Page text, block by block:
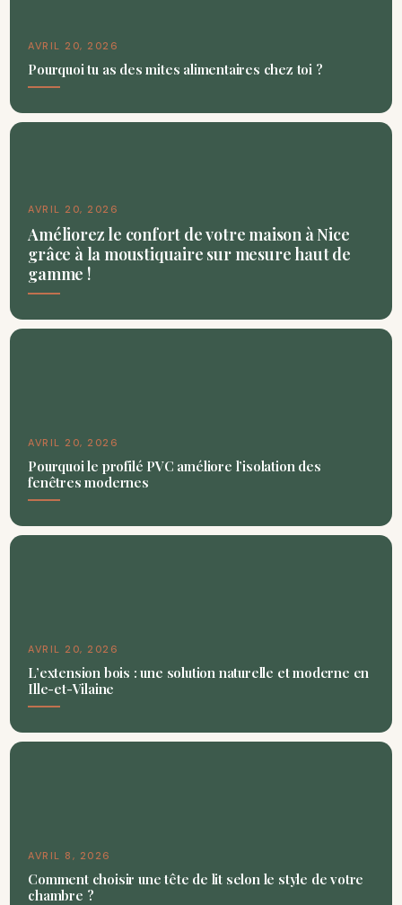
AVRIL 20, 2026
Pourquoi tu as des mites alimentaires chez toi ?
AVRIL 20, 2026
Améliorez le confort de votre maison à Nice
grâce à la moustiquaire sur mesure haut de
gamme !
AVRIL 20, 2026
Pourquoi le profilé PVC améliore l’isolation des
fenêtres modernes
AVRIL 20, 2026
L’extension bois : une solution naturelle et moderne en
Ille-et-Vilaine
AVRIL 8, 2026
Comment choisir une tête de lit selon le style de votre
chambre ?